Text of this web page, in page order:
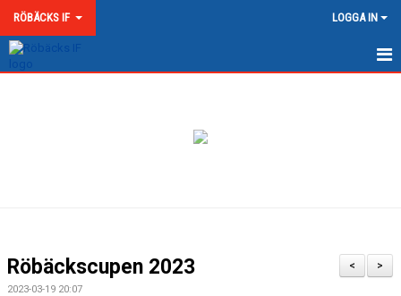
RÖBÄCKS IF LOGGA IN
MATCHER
>
<
Röbäckscupen 2023
2023-03-19 20:07